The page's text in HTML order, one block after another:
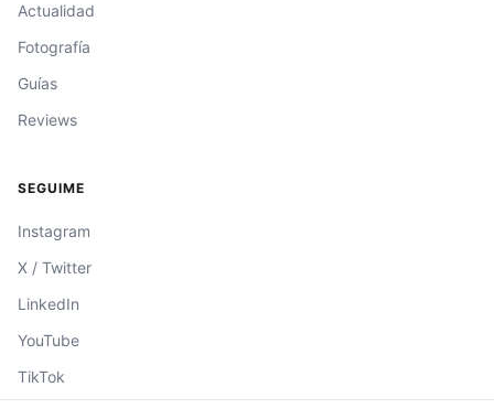
Actualidad
Fotografía
Guías
Reviews
SEGUIME
Instagram
X / Twitter
LinkedIn
YouTube
TikTok